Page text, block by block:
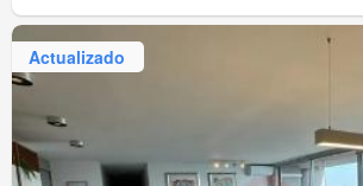
Actualizado